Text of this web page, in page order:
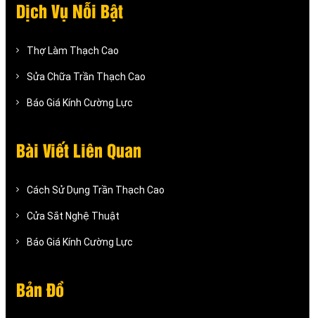
Dịch Vụ Nỗi Bật
Thợ Làm Thạch Cao
Sửa Chữa Trần Thạch Cao
Báo Giá Kính Cường Lực
Bài Viết Liên Quan
Cách Sử Dụng Trần Thạch Cao
Cửa Sắt Nghệ Thuật
Báo Giá Kính Cường Lực
Bản Đồ